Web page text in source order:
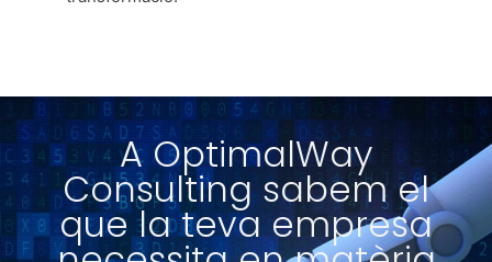
A OptimalWay
Consulting sabem el
que la teva empresa